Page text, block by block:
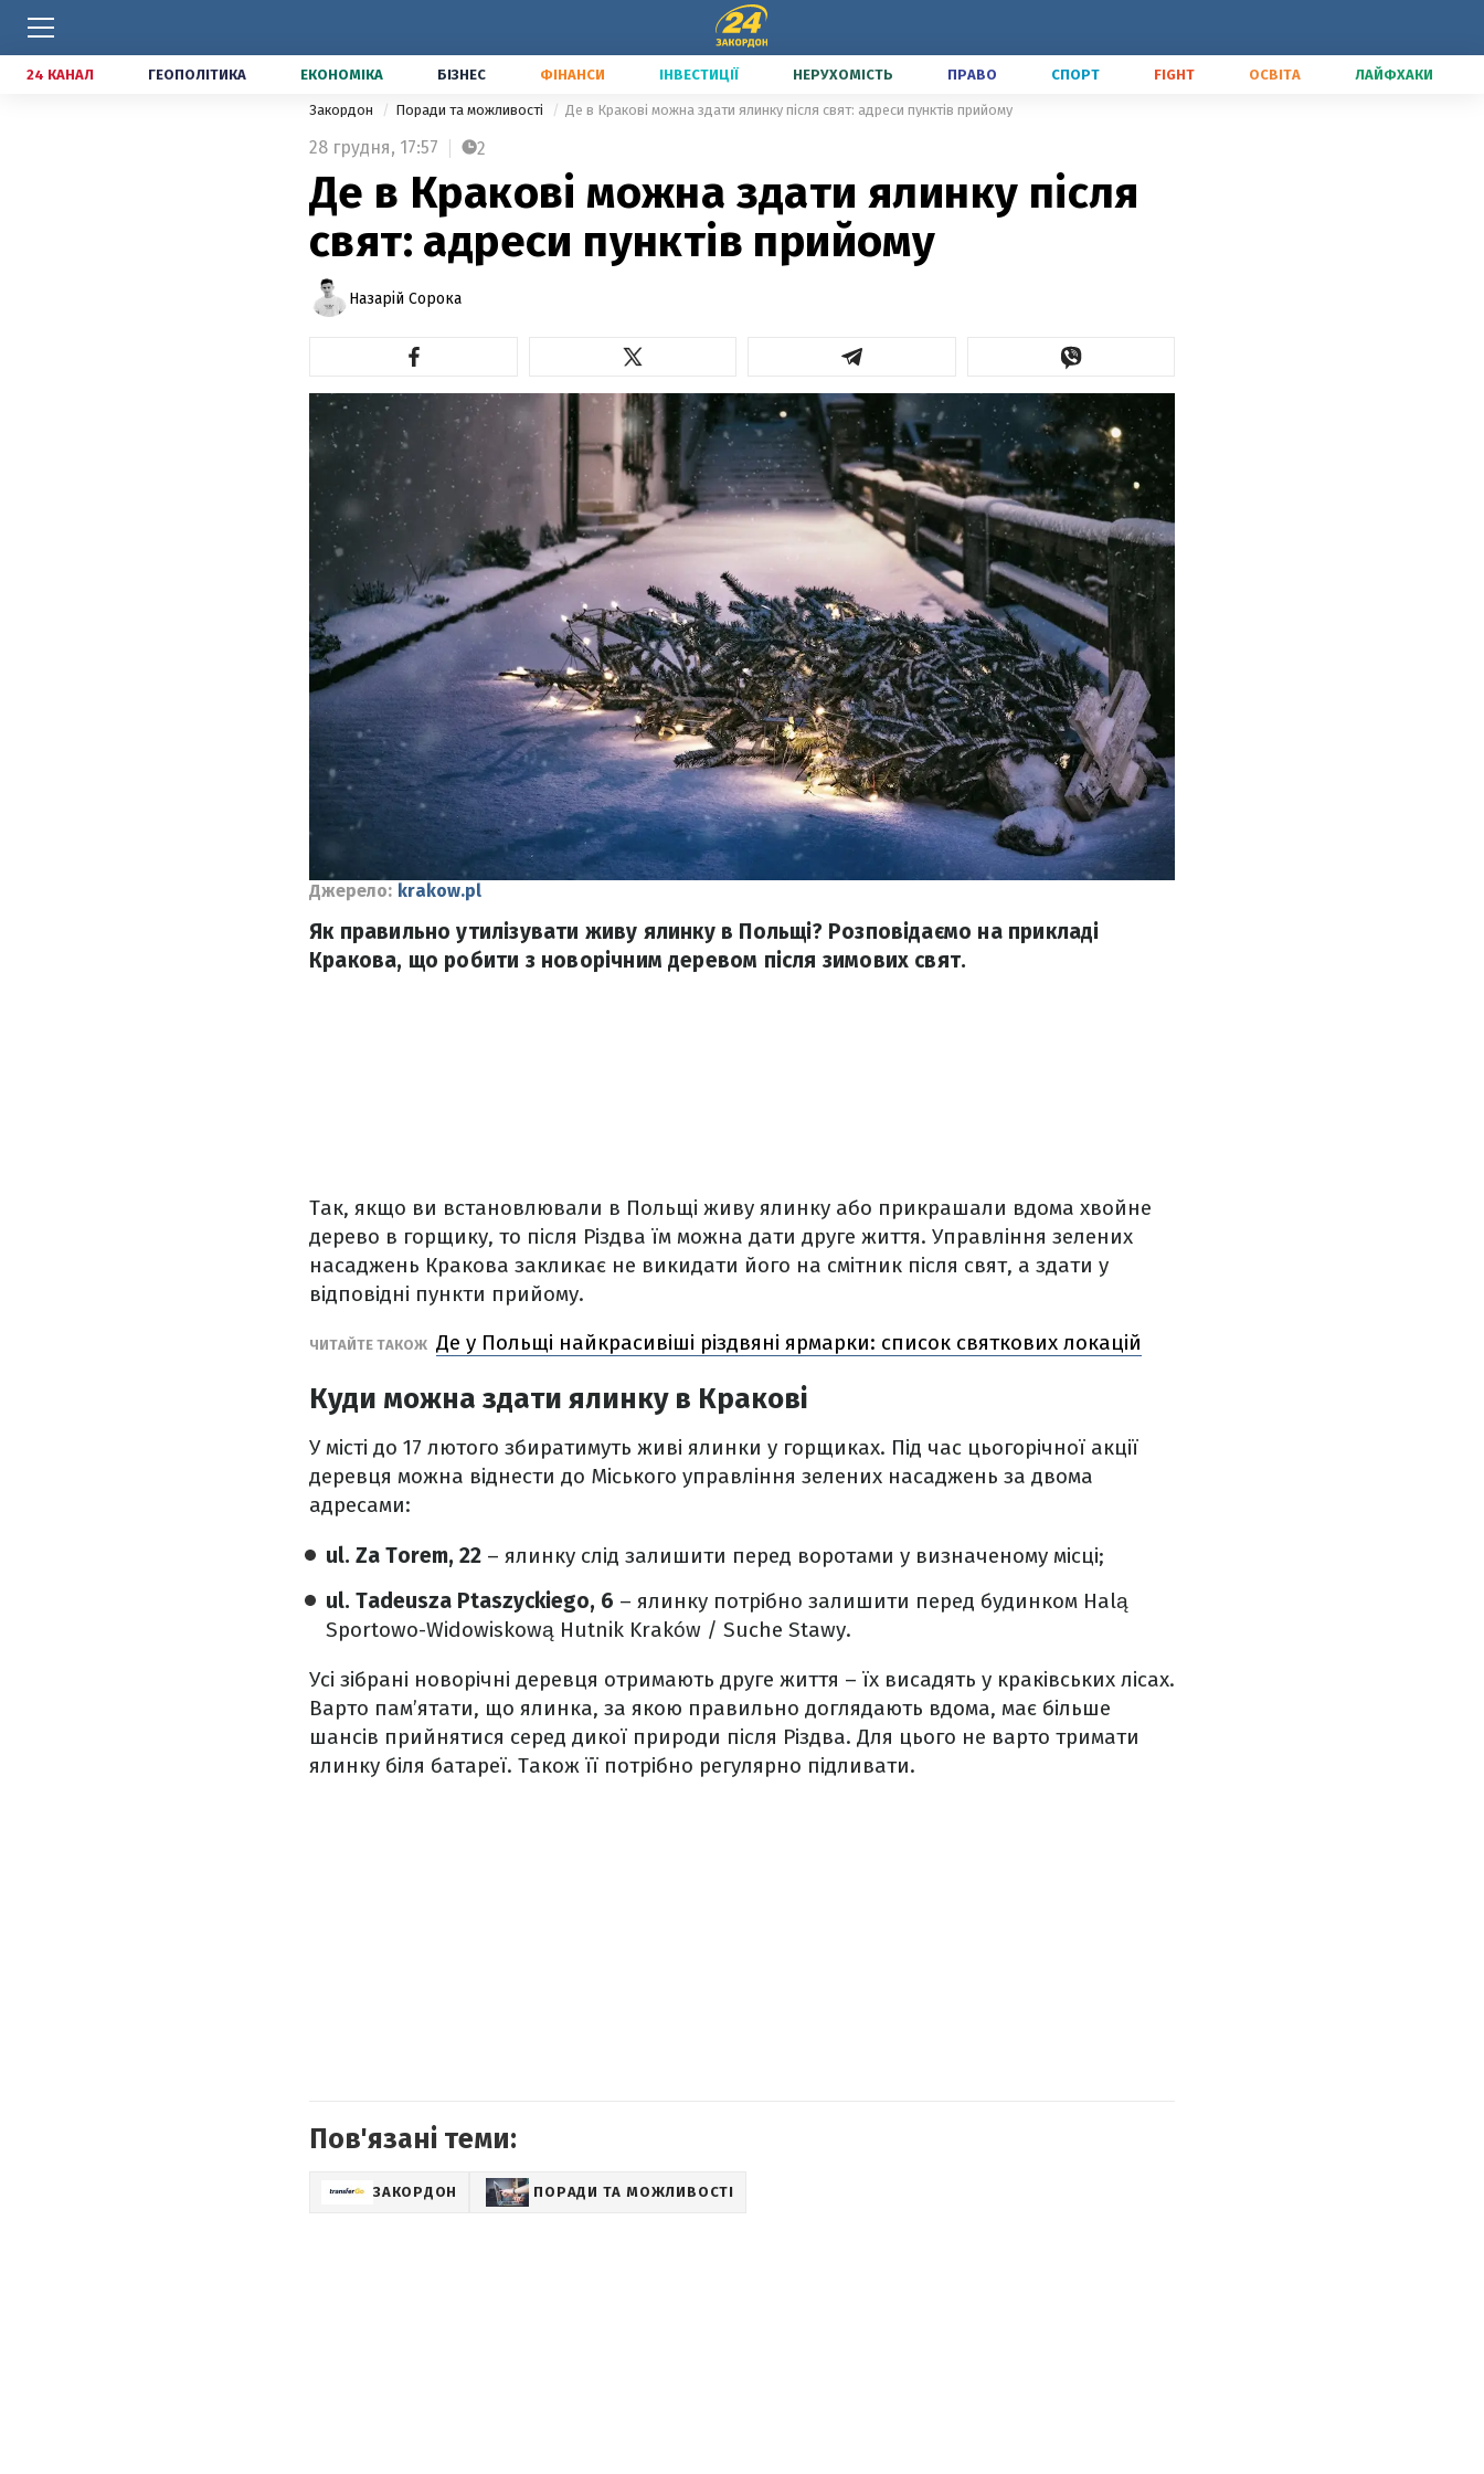
24 КАНАЛ ГЕОПОЛІТИКА ЕКОНОМІКА БІЗНЕС ФІНАНСИ ІНВЕСТИЦІЇ НЕРУХОМІСТЬ ПРАВО СПОРТ FIGHT ОСВІТА ЛАЙФХАКИ
Закордон Поради та можливості Де в Кракові можна здати ялинку після свят: адреси пунктів прийому
28 грудня, 17:57 2
Де в Кракові можна здати ялинку після
свят: адреси пунктів прийому
Назарій Сорока
Джерело: krakow.pl
Як правильно утилізувати живу ялинку в Польщі? Розповідаємо на прикладі
Кракова, що робити з новорічним деревом після зимових свят.
Так, якщо ви встановлювали в Польщі живу ялинку або прикрашали вдома хвойне
дерево в горщику, то після Різдва їм можна дати друге життя. Управління зелених
насаджень Кракова закликає не викидати його на смітник після свят, а здати у
відповідні пункти прийому.
ЧИТАЙТЕ ТАКОЖ Де у Польщі найкрасивіші різдвяні ярмарки: список святкових локацій
Куди можна здати ялинку в Кракові
У місті до 17 лютого збиратимуть живі ялинки у горщиках. Під час цьогорічної акції
деревця можна віднести до Міського управління зелених насаджень за двома
адресами:
ul. Za Torem, 22 – ялинку слід залишити перед воротами у визначеному місці;
ul. Tadeusza Ptaszyckiego, 6 – ялинку потрібно залишити перед будинком Halą
Sportowo-Widowiskową Hutnik Kraków / Suche Stawy.
Усі зібрані новорічні деревця отримають друге життя – їх висадять у краківських лісах.
Варто пам’ятати, що ялинка, за якою правильно доглядають вдома, має більше
шансів прийнятися серед дикої природи після Різдва. Для цього не варто тримати
ялинку біля батареї. Також її потрібно регулярно підливати.
Пов'язані теми:
ЗАКОРДОН ПОРАДИ ТА МОЖЛИВОСТІ